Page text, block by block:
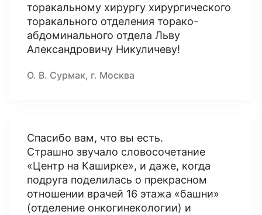
торакальному хирургу хирургического
торакального отделения торако-
абдоминального отдела Льву
Александровичу Никуличеву!
О. В. Сурмак, г. Москва
Спасибо вам, что вы есть.
Страшно звучало словосочетание
«Центр на Каширке», и даже, когда
подруга поделилась о прекрасном
отношении врачей 16 этажа «башни»
(отделение онкогинекологии) и